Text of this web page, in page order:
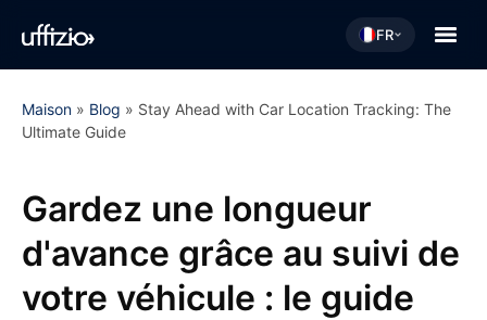
FR
Maison » Blog » Stay Ahead with Car Location Tracking: The
Ultimate Guide
Gardez une longueur
d'avance grâce au suivi de
votre véhicule : le guide